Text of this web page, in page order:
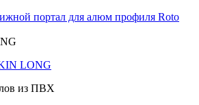
портал для алюм профиля Roto
LONG
из ПВХ